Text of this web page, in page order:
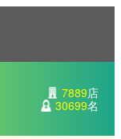
7889店
30699名